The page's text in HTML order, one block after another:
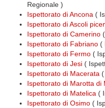
Regionale )
Ispettorato di Ancona (
Ispettorato di Ascoli
Ispettorato di Camerino
Ispettorato di Fabriano (
Ispettorato di Fermo (
Ispettorato di Jesi (
Ispettorato di Macerata
Ispettorato di Marotta di
Ispettorato di Matelica (
Ispettorato di Osimo (